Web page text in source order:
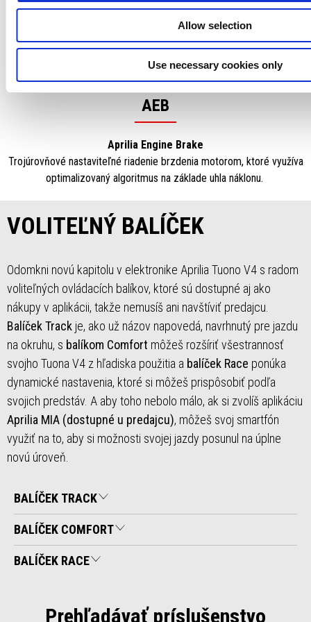
Allow selection
Use necessary cookies only
Aprilia Quick Shift
Obojsmerné elektronické radenie prevodových stupňov nahor alebo
nadol bez zatvorenia plynovej rukoväte alebo použitia spojky.
AEB
Aprilia Engine Brake
Trojúrovňové nastaviteľné riadenie brzdenia motorom, ktoré využíva
optimalizovaný algoritmus na základe uhla náklonu.
VOLITEĽNÝ BALÍČEK
Odomkni novú kapitolu v elektronike Aprilia Tuono V4 s radom
voliteľných ovládacích balíkov, ktoré sú dostupné aj ako
nákupy v aplikácii, takže nemusíš ani navštíviť predajcu.
BalíčekTrack je, ako už názov napovedá, navrhnutý pre jazdu
na okruhu, s balíkom Comfort môžeš rozšíriť všestrannosť
svojho Tuona V4 z hľadiska použitia a balíček Race ponúka
dynamické nastavenia, ktoré si môžeš prispôsobiť podľa
svojich predstáv. A aby toho nebolo málo, ak si zvolíš aplikáciu
Aprilia MIA (dostupné u predajcu), môžeš svoj smartfón
využiť na to, aby si možnosti svojej jazdy posunul na úplne
novú úroveň.
BALÍČEK TRACK
BALÍČEK COMFORT
BALÍČEK RACE
Prehľadávať príslušenstvo